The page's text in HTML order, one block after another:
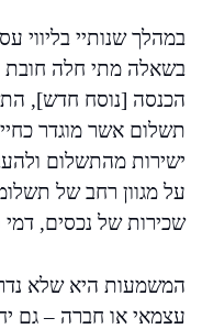
במהלך שנותיי בליווי
בשאלה מתי חלה חובת
תשלום אשר מוגדר
ישירות מהתשלום
על מגוון רחב של
שכירות של נכסים, דמי
המשמעות היא שלא
עצמאי או חברה – גם